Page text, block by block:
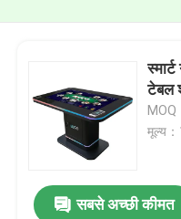
टेबल
MOQ
मूल्य
सबसे अच्छी कीमत